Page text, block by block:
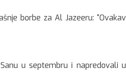
borbe za Al Jazeeru: “Ovakav
u septembru i napredovali u